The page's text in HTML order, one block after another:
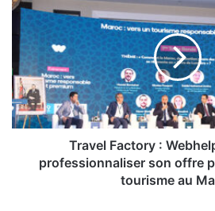
Factory
Webhelp
continue
à
professionnaliser
son
offre
Travel Factory :
professionnaliser son offre
tourisme au